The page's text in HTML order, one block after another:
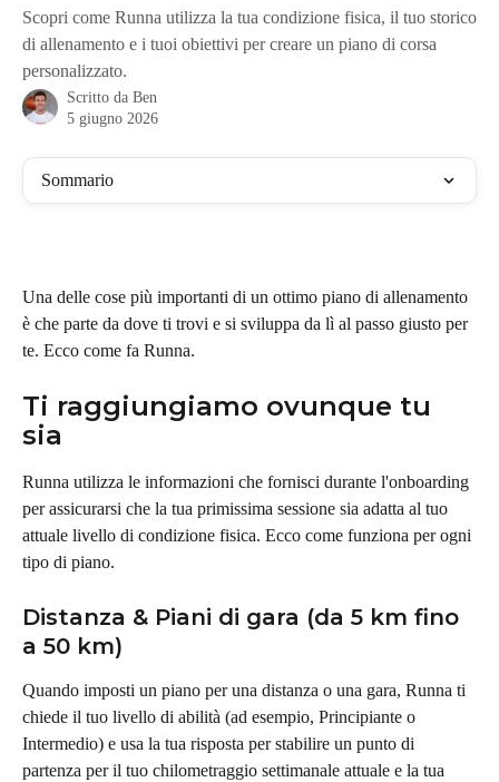
Scopri come Runna utilizza la tua condizione fisica, il tuo storico
di allenamento e i tuoi obiettivi per creare un piano di corsa
personalizzato.
Scritto da Ben
5 giugno 2026
Sommario
Una delle cose più importanti di un ottimo piano di allenamento
è che parte da dove ti trovi e si sviluppa da lì al passo giusto per
te. Ecco come fa Runna.
Ti raggiungiamo ovunque tu
sia
Runna utilizza le informazioni che fornisci durante l'onboarding
per assicurarsi che la tua primissima sessione sia adatta al tuo
attuale livello di condizione fisica. Ecco come funziona per ogni
tipo di piano.
Distanza & Piani di gara (da 5 km fino
a 50 km)
Quando imposti un piano per una distanza o una gara, Runna ti
chiede il tuo livello di abilità (ad esempio, Principiante o
Intermedio) e usa la tua risposta per stabilire un punto di
partenza per il tuo chilometraggio settimanale attuale e la tua